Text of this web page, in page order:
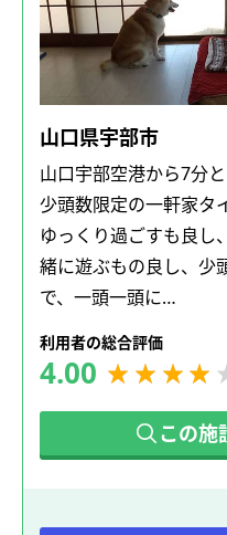
山口県宇部市
山口宇部空港から7分
少頭数限定の一軒家タ
ゆっくり過ごすも良し
緒に遊ぶもの良し、少
で、一頭一頭に…
利用者の総合評価
4.00
この施